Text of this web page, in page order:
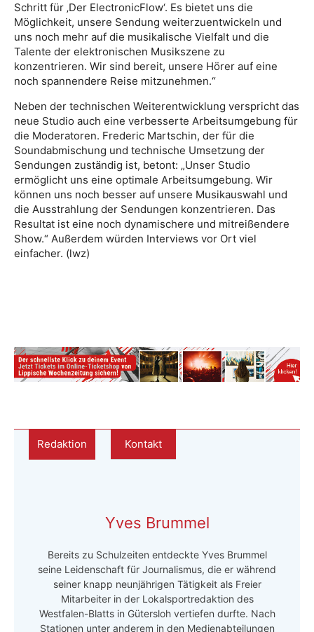
Schritt für ‚Der ElectronicFlow‘. Es bietet uns die
Möglichkeit, unsere Sendung weiterzuentwickeln und
uns noch mehr auf die musikalische Vielfalt und die
Talente der elektronischen Musikszene zu
konzentrieren. Wir sind bereit, unsere Hörer auf eine
noch spannendere Reise mitzunehmen.“
Neben der technischen Weiterentwicklung verspricht das
neue Studio auch eine verbesserte Arbeitsumgebung für
die Moderatoren. Frederic Martschin, der für die
Soundabmischung und technische Umsetzung der
Sendungen zuständig ist, betont: „Unser Studio
ermöglicht uns eine optimale Arbeitsumgebung. Wir
können uns noch besser auf unsere Musikauswahl und
die Ausstrahlung der Sendungen konzentrieren. Das
Resultat ist eine noch dynamischere und mitreißendere
Show.“ Außerdem würden Interviews vor Ort viel
einfacher. (lwz)
Redaktion Kontakt
Yves Brummel
Bereits zu Schulzeiten entdeckte Yves Brummel
seine Leidenschaft für Journalismus, die er während
seiner knapp neunjährigen Tätigkeit als Freier
Mitarbeiter in der Lokalsportredaktion des
Westfalen-Blatts in Gütersloh vertiefen durfte. Nach
Stationen unter anderem in den Medienabteilungen